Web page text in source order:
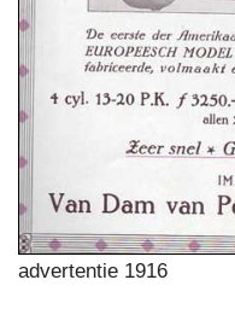
advertentie 1916